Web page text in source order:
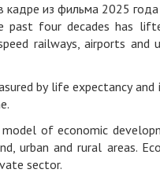
кадре из фильма 2025
past four decades has
railways, airports
by life expectancy
of economic
urban and rural areas.
sector.